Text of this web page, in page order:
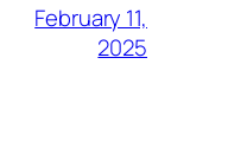
February 11,
2025